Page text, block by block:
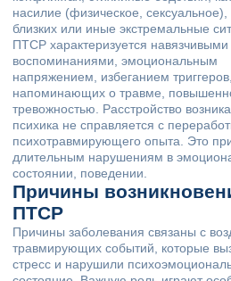
насилие (физическое, сексуальное),
близких или иные экстремальные
ПТСР характеризуется навязчивыми
воспоминаниями, эмоциональным
напряжением, избеганием триггеров,
напоминающих о травме,
тревожностью. Расстройство
психика не справляется с
психотравмирующего опыта. Это
длительным нарушениям в
состоянии, поведении.
Причины
ПТСР
Причины заболевания связаны с
травмирующих событий, которые
стресс и нарушили